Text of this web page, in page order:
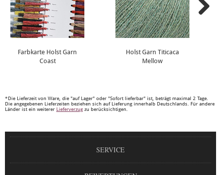
Farbkarte Holst Garn
Coast
Holst Garn Titicaca
Mellow
*Die Lieferzeit von Ware, die "auf Lager" oder "Sofort lieferbar" ist, beträgt maximal 2 Tage.
Die angegebenen Lieferzeiten beziehen sich auf Lieferung innerhalb Deutschlands. Für andere
Länder ist ein weiterer Lieferverzug zu berücksichtigen.
SERVICE